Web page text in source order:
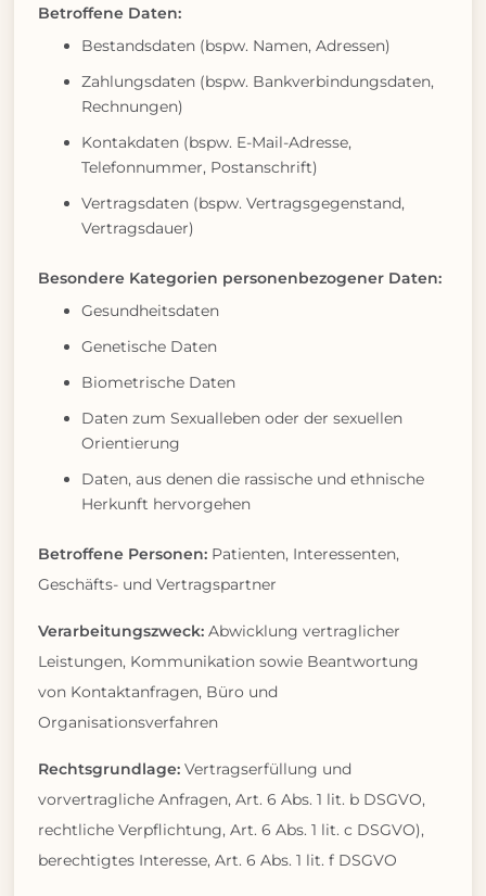
Betroffene Daten:
Bestandsdaten (bspw. Namen, Adressen)
Zahlungsdaten (bspw. Bankverbindungsdaten,
Rechnungen)
Kontakdaten (bspw. E-Mail-Adresse,
Telefonnummer, Postanschrift)
Vertragsdaten (bspw. Vertragsgegenstand,
Vertragsdauer)
Besondere Kategorien personenbezogener Daten:
Gesundheitsdaten
Genetische Daten
Biometrische Daten
Daten zum Sexualleben oder der sexuellen
Orientierung
Daten, aus denen die rassische und ethnische
Herkunft hervorgehen
Betroffene Personen: Patienten, Interessenten,
Geschäfts- und Vertragspartner
Verarbeitungszweck:Abwicklung vertraglicher
Leistungen, Kommunikation sowie Beantwortung
von Kontaktanfragen, Büro und
Organisationsverfahren
Rechtsgrundlage: Vertragserfüllung und
vorvertragliche Anfragen, Art. 6 Abs. 1 lit. b DSGVO,
rechtliche Verpflichtung, Art. 6 Abs. 1 lit. c DSGVO),
berechtigtes Interesse, Art. 6 Abs. 1 lit. f DSGVO